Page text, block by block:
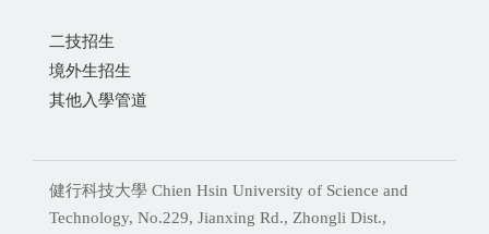
二技招生
境外生招生
其他入學管道
健行科技大學 Chien Hsin University of Science and
Technology, No.229, Jianxing Rd., Zhongli Dist.,